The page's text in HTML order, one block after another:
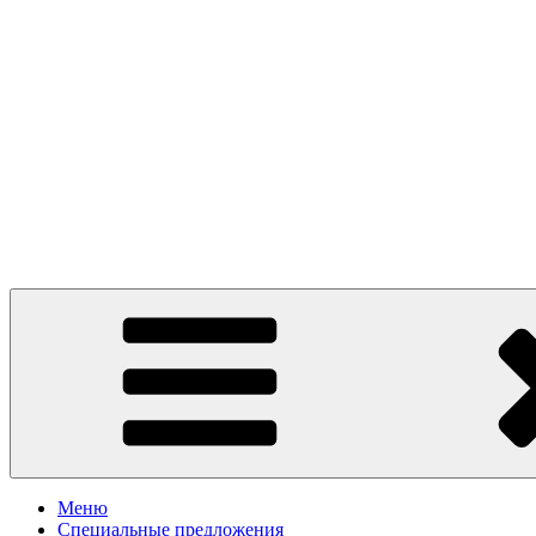
Presto Pizza Klin
маленькая Италия в Клину
Меню
Специальные предложения